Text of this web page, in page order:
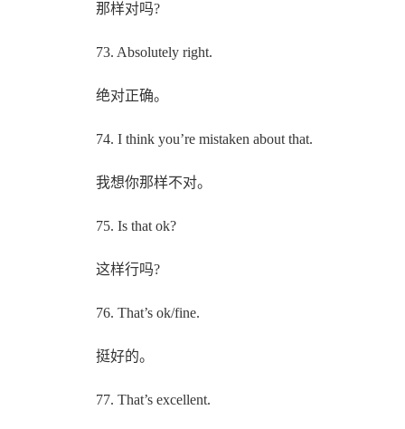
那样对吗?
73. Absolutely right.
绝对正确。
74. I think you’re mistaken about that.
我想你那样不对。
75. Is that ok?
这样行吗?
76. That’s ok/fine.
挺好的。
77. That’s excellent.